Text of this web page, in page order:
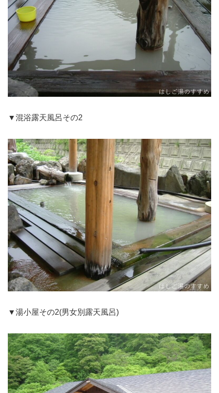
▼混浴露天風呂その2
▼湯小屋その2(男女別露天風呂)